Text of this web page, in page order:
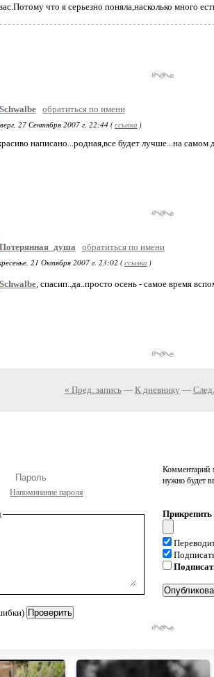
что я серьезно поняла,насколько много
Schwalbe обратиться по имени
27 Сентября 2007 г. 22:44 (ссылка )
написано...родная,все будет лучше...на
Потерянная_душа
обратиться по имени
21 Октября 2007 г. 23:02 (ссылка )
Schwalbe, спасип..да..просто осень - самое время
« Пред. запись— К дневнику —
Напоминание пароля
Комментарий
нужно будет
Прикрепить